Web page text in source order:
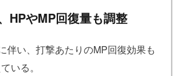
HPやMP回復量も調整
伴い、打撃あたりのMP回復効果も
いる。